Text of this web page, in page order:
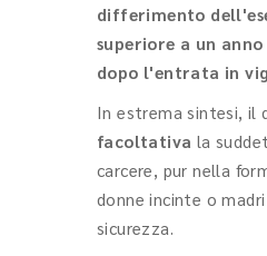
differimento
superiore a un
dopo l'entrata in
In estrema sintesi, il
facoltativa la
carcere, pur nella
donne incinte o
sicurezza.